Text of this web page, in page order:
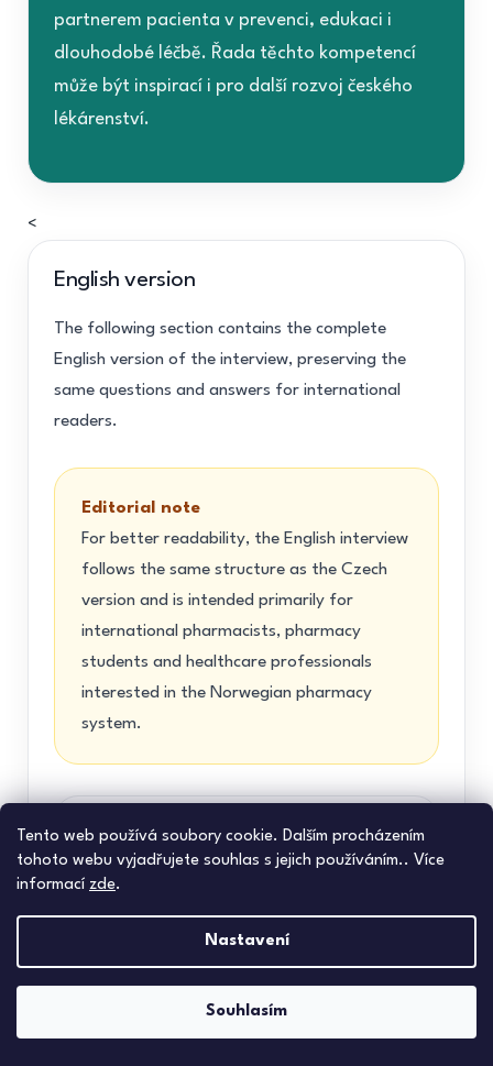
Tento web používá soubory cookie. Dalším procházením
tohoto webu vyjadřujete souhlas s jejich používáním.. Více
informací zde.
Nastavení
Souhlasím
partnerem pacienta v prevenci, edukaci i
dlouhodobé léčbě. Řada těchto kompetencí
může být inspirací i pro další rozvoj českého
lékárenství.
<
English version
The following section contains the complete
English version of the interview, preserving the
same questions and answers for international
readers.
Editorial note
For better readability, the English interview
follows the same structure as the Czech
version and is intended primarily for
international pharmacists, pharmacy
students and healthcare professionals
interested in the Norwegian pharmacy
system.
Could you briefly introduce
yourself?
My name isBarbora Juřínková
, and I currently work in Norway